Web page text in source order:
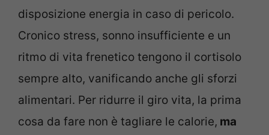
disposizione energia in caso di pericolo.
Cronico stress, sonno insufficiente e un
ritmo di vita frenetico tengono il cortisolo
sempre alto, vanificando anche gli sforzi
alimentari. Per ridurre il giro vita, la prima
cosa da fare non è tagliare le calorie, ma